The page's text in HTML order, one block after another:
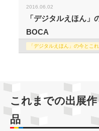
2016.06.02
「デジタルえほん
BOCA
「デジタルえほん」の今とこ
これまでの出展作
品